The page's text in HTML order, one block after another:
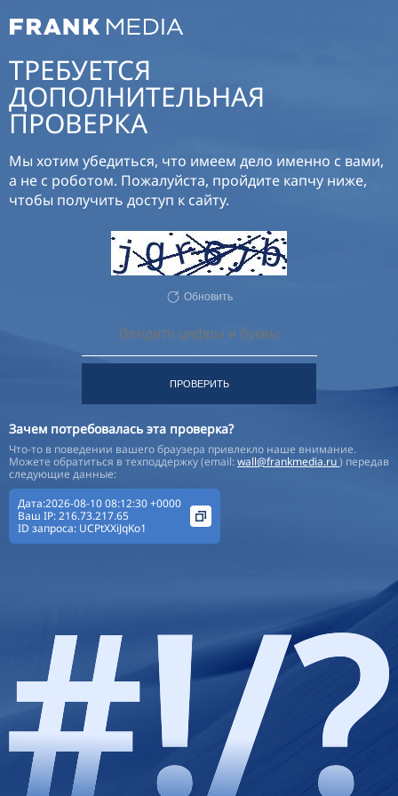
ТРЕБУЕТСЯ
ДОПОЛНИТЕЛЬНАЯ
ПРОВЕРКА
Мы хотим убедиться, что имеем дело именно с вами,
а не с роботом. Пожалуйста, пройдите капчу ниже,
чтобы получить доступ к сайту.
Обновить
ПРОВЕРИТЬ
Зачем потребовалась эта проверка?
Что-то в поведении вашего браузера привлекло наше внимание.
Можете обратиться в техподдержку (email:wall@frankmedia.ru) передав
следующие данные:
Дата:2026-08-10 08:12:30 +0000
Ваш IP:216.73.217.65
ID запроса: UCPtXXiJqKo1